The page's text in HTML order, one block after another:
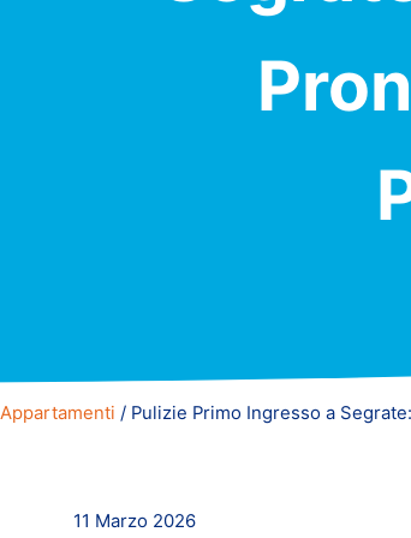
Appartamenti / Pulizie Primo Ingresso a
11 Marzo 2026